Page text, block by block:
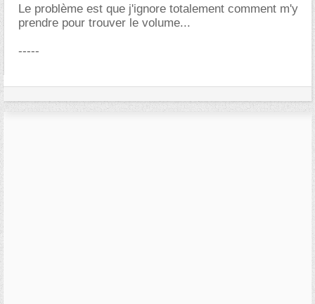
Le problème est que j'ignore totalement comment m'y
prendre pour trouver le volume...
-----